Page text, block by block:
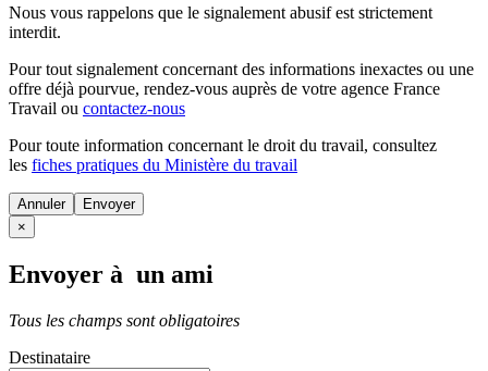
Nous vous rappelons que le signalement abusif est strictement
interdit.
Pour tout signalement concernant des informations inexactes ou une
offre déjà pourvue, rendez-vous auprès de votre agence France
Travail ou contactez-nous
Pour toute information concernant le droit du travail, consultez
les fiches pratiques du Ministère du travail
Annuler
×
Envoyer à un ami
Tous les champs sont obligatoires
Destinataire